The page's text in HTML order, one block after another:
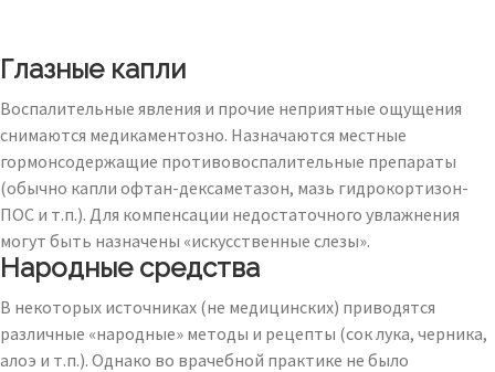
Глазные капли
Воспалительные явления и прочие неприятные ощущения
снимаются медикаментозно. Назначаются местные
гормонсодержащие противовоспалительные препараты
(обычно капли офтан-дексаметазон, мазь гидрокортизон-
ПОС и т.п.). Для компенсации недостаточного увлажнения
могут быть назначены «искусственные слезы».
Народные средства
В некоторых источниках (не медицинских) приводятся
различные «народные» методы и рецепты (сок лука, черника,
алоэ и т.п.). Однако во врачебной практике не было